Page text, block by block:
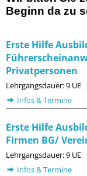
Beginn da zu
Erste Hilfe
Privatpersonen
Lehrgangsdauer: 9 UE
Infos & Termine
Erste Hilfe
Firmen BG/
Lehrgangsdauer: 9 UE
Infos & Termine